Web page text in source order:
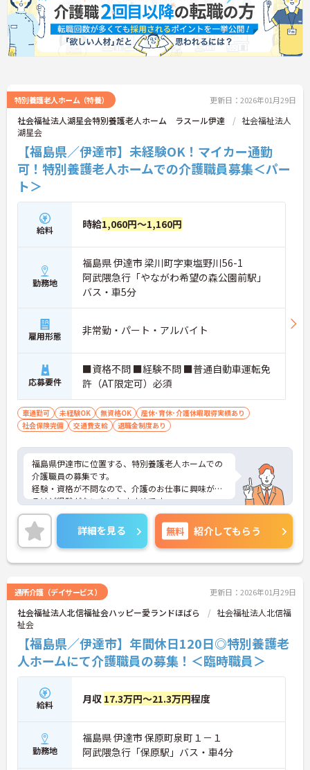
特別養護老人ホーム（特養） 更新日：2026年01月29日
社会福祉法人湖星会特別養護老人ホーム ラスール伊達
社会福祉法人
湖星会
【福島県／伊達市】未経験OK！マイカー通勤
可！特別養護老人ホームでの介護職員募集＜パー
ト＞
給料 時給1,060円～1,160円
勤務地
福島県 伊達市 梁川町字東塩野川56-1
阿武隈急行「やながわ希望の森公園前駅」
バス・車5分
雇用形態 非常勤・パート・アルバイト
応募要件
■資格不問 ■経験不問 ■普通自動車運転免
許（AT限定可）必須
車通勤可 未経験OK 無資格OK
産休･育休･介護休暇取得実績あり
社会保険完備
交通費支給 退職金制度あり
福島県伊達市に位置する、特別養護老人ホームでの
介護職員の募集です。
経験・資格が不問なので、介護のお仕事に興味があ
るけど経験がない方におすすめです。
また資格取得支援制度があるので、働きながらスキ
ルアップも目指せます。
さらに、マイカー通勤ができて駐車場も完備されて
いるので、通勤もらくらくできます。
ご興味のある方は、面接ポイントをお伝えしますの
詳細を見る 無料 紹介してもらう
通所介護（デイサービス） 更新日：2026年01月29日
社会福祉法人北信福祉会ハッピー愛ランドほばら
社会福祉法人北信福
祉会
【福島県／伊達市】年間休日120日◎特別養護老
人ホームにて介護職員の募集！＜臨時職員＞
給料 月収 17.3万円～21.3万円程度
勤務地
福島県 伊達市 保原町泉町１－１
阿武隈急行「保原駅」バス・車4分